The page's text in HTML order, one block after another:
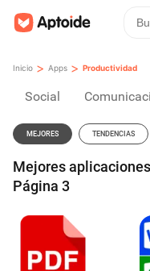
Inicio > Apps > Productividad
Social
MEJORES TENDENCIAS
Mejores
Página 3